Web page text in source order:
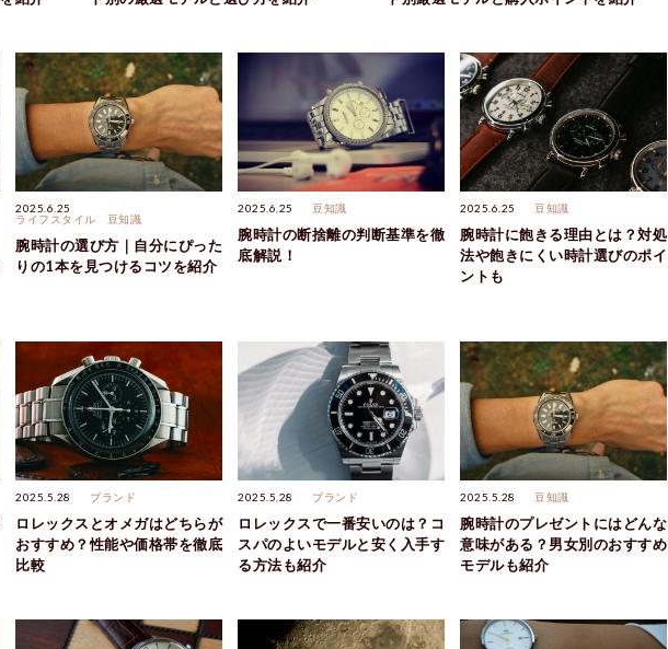
2025.6.25
ライフスタイル
豆知識
腕時計の選び方｜自分にぴった
りの1本を見つけるコツを紹介
2025.6.25 豆知識
腕時計の断捨離の判断基準を徹
底解説！
2025.6.25 豆知識
腕時計に飽きる理由とは？対処
法や飽きにくい時計選びのポイ
ントも
2025.5.28 ブランド
ロレックスとオメガはどちらが
おすすめ？性能や価格帯を徹底
比較
2025.5.28 ブランド
ロレックスで一番安いのは？コ
スパのよいモデルと安く入手す
る方法も紹介
2025.5.28 豆知識
腕時計のプレゼントにはどんな
意味がある？男女別のおすすめ
モデルも紹介